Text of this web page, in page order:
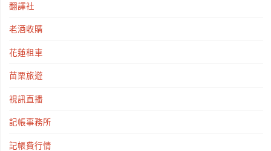
翻譯社
老酒收購
花蓮租車
苗栗旅遊
視訊直播
記帳事務所
記帳費行情